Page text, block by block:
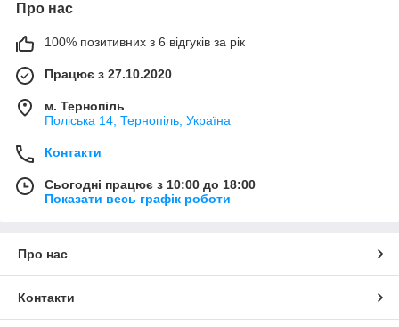
Про нас
100% позитивних з 6 відгуків за рік
Працює з 27.10.2020
м. Тернопіль
Поліська 14, Тернопіль, Україна
Контакти
Сьогодні працює з 10:00 до 18:00
Показати весь графік роботи
Про нас
Контакти